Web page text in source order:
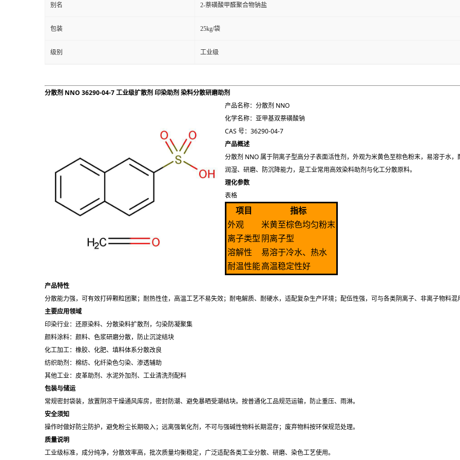
别名 2-萘磺酸甲醛聚合物钠盐
包装 25kg/袋
级别 工业级
分散剂 NNO 36290-04-7 工业级扩散剂 印染助剂 染料分散研磨助剂
产品名称：分散剂 NNO
化学名称：亚甲基双萘磺酸钠
CAS 号：36290-04-7
产品概述
分散剂 NNO 属于阴离子型高分子表面活性剂，外观为米黄色至棕色粉末，易溶于水
润湿、研磨、防沉降能力，是工业常用高效染料助剂与化工分散原料。
理化参数
表格
项目
指标
外观
米黄至棕色均匀粉末
离子类型阴离子型
溶解性
易溶于冷水、热水
耐温性能高温稳定性好
产品特性
分散能力强，可有效打碎颗粒团聚；耐热性佳，高温工艺不易失效；耐电解质、耐硬水，适配复杂生产环境；配伍性强，可与各类阴离子、非离子物料混
主要应用领域
印染行业：还原染料、分散染料扩散剂，匀染防凝聚集
颜料涂料：颜料、色浆研磨分散，防止沉淀结块
化工加工：橡胶、化肥、填料体系分散改良
纺织助剂：棉纺、化纤染色匀染、渗透辅助
其他工业：皮革助剂、水泥外加剂、工业清洗剂配料
包装与储运
常规密封袋装，放置阴凉干燥通风库房，密封防潮、避免暴晒受潮结块。按普通化工品规范运输，防止重压、雨淋。
安全须知
操作时做好防尘防护，避免粉尘长期吸入；远离强氧化剂，不可与强碱性物料长期混存；废弃物料按环保规范处理。
质量说明
工业级标准，成分纯净，分散效率高，批次质量均衡稳定，广泛适配各类工业分散、研磨、染色工艺使用。